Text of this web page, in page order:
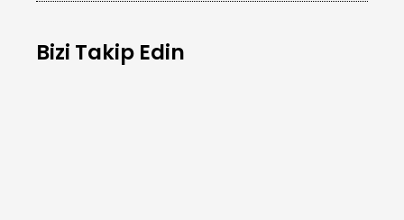
Bizi Takip Edin